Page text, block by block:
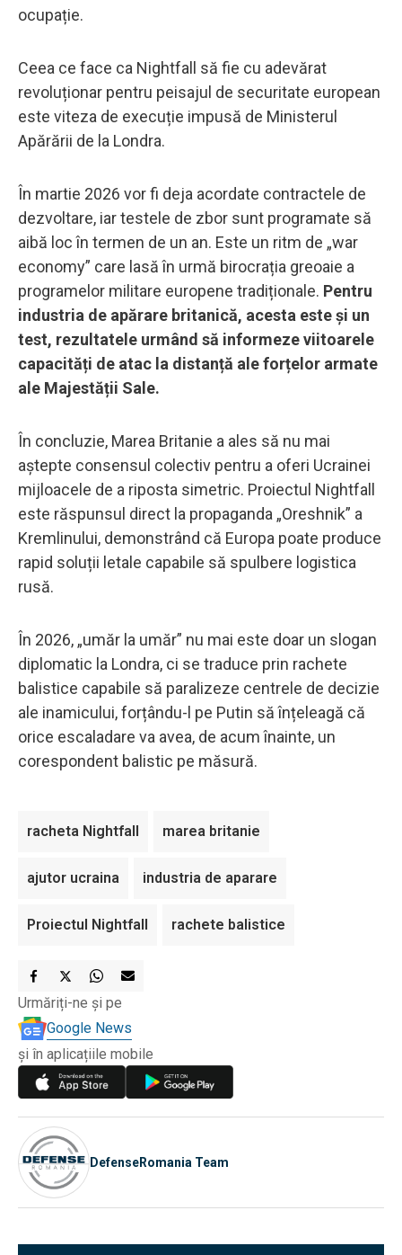
ocupație.
Ceea ce face ca Nightfall să fie cu adevărat
revoluționar pentru peisajul de securitate european
este viteza de execuție impusă de Ministerul
Apărării de la Londra.
În martie 2026 vor fi deja acordate contractele de
dezvoltare, iar testele de zbor sunt programate să
aibă loc în termen de un an. Este un ritm de „war
economy” care lasă în urmă birocrația greoaie a
programelor militare europene tradiționale. Pentru
industria de apărare britanică, acesta este și un
test, rezultatele urmând să informeze viitoarele
capacități de atac la distanță ale forțelor armate
ale Majestății Sale.
În concluzie, Marea Britanie a ales să nu mai
aștepte consensul colectiv pentru a oferi Ucrainei
mijloacele de a riposta simetric. Proiectul Nightfall
este răspunsul direct la propaganda „Oreshnik” a
Kremlinului, demonstrând că Europa poate produce
rapid soluții letale capabile să spulbere logistica
rusă.
În 2026, „umăr la umăr” nu mai este doar un slogan
diplomatic la Londra, ci se traduce prin rachete
balistice capabile să paralizeze centrele de decizie
ale inamicului, forțându-l pe Putin să înțeleagă că
orice escaladare va avea, de acum înainte, un
corespondent balistic pe măsură.
racheta Nightfall marea britanie
ajutor ucraina industria de aparare
Proiectul Nightfall rachete balistice
Urmăriți-ne și pe
Google News
și în aplicațiile mobile
DefenseRomania Team